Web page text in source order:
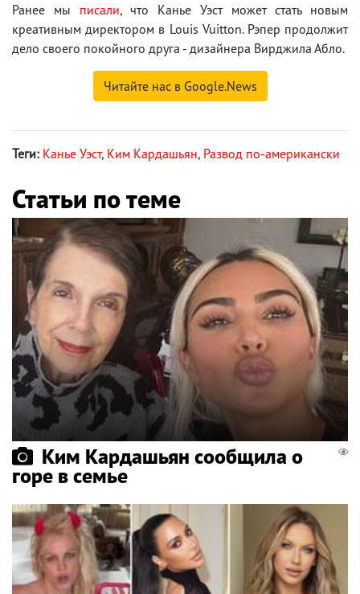
Ранее мы писали, что Канье Уэст может стать новым
креативным директором в Louis Vuitton. Рэпер продолжит
дело своего покойного друга - дизайнера Вирджила Абло.
Читайте нас в Google.News
Теги: Канье Уэст, Ким Кардашьян, Развод по-американски
Статьи по теме
Ким Кардашьян сообщила о
горе в семье